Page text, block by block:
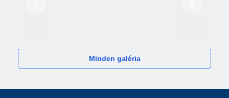
Minden galéria